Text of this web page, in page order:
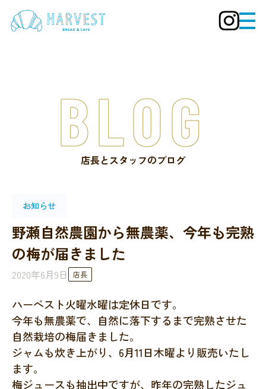
店長とスタッフのブログ
BLOG
お知らせ
野瀬自然農園から無農薬、今年も完熟
の梅が届きました
2020年6月9日 店長
ハーベスト火曜水曜は定休日です。
今年も無農薬で、自然に落下するまで完熟させた
自然栽培の梅届きました。
ジャムも炊き上がり、6月11日木曜より販売いたし
ます。
梅ジュースも抽出中ですが、昨年の完熟したジュ